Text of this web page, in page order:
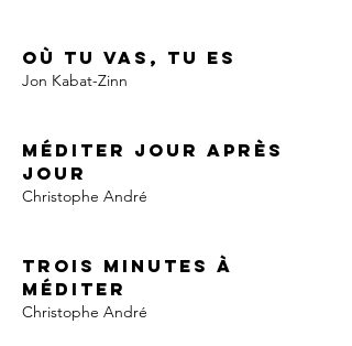
Où tu vas, tu es
Jon Kabat-Zinn
Méditer jour après
jour
Christophe André
Trois minutes à
méditer
Christophe André